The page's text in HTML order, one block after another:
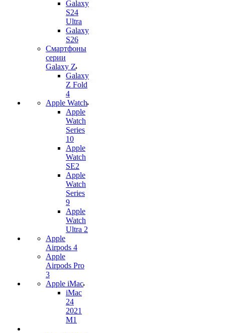
Galaxy
S24
Ultra
Galaxy
S26
Смартфоны
серии
Galaxy Z
Galaxy
Z Fold
4
Apple Watch
Apple
Watch
Series
10
Apple
Watch
SE2
Apple
Watch
Series
9
Apple
Watch
Ultra 2
Apple
Airpods 4
Apple
Airpods Pro
3
Apple iMac
iMac
24
2021
M1